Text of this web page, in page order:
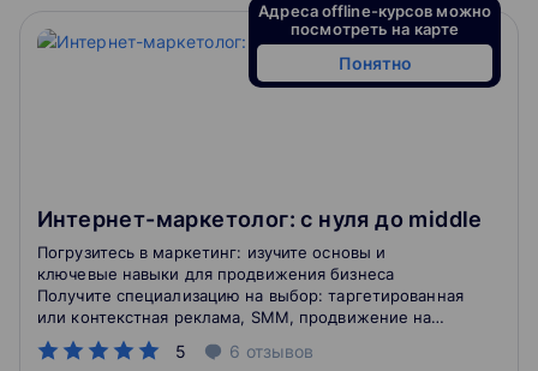
Адреса offline-курсов можно
посмотреть на карте
Понятно
Интернет-маркетолог: с нуля до middle
5 6 отзывов
Погрузитесь в маркетинг: изучите основы и
ключевые навыки для продвижения бизнеса
Получите специализацию на выбор: таргетированная
или контекстная реклама, SMM, продвижение на
маркетплейсах, копирайтинг Соберёте портфолио с
20 практическими заданиями и маркетинговой